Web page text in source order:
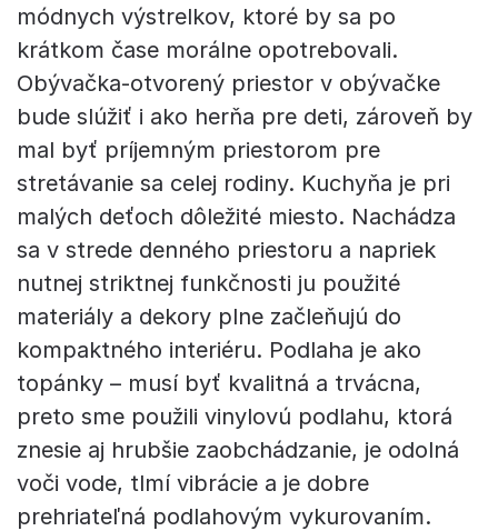
módnych výstrelkov, ktoré by sa po
krátkom čase morálne opotrebovali.
Obývačka-otvorený priestor v obývačke
bude slúžiť i ako herňa pre deti, zároveň by
mal byť príjemným priestorom pre
stretávanie sa celej rodiny. Kuchyňa je pri
malých deťoch dôležité miesto. Nachádza
sa v strede denného priestoru a napriek
nutnej striktnej funkčnosti ju použité
materiály a dekory plne začleňujú do
kompaktného interiéru. Podlaha je ako
topánky – musí byť kvalitná a trvácna,
preto sme použili vinylovú podlahu, ktorá
znesie aj hrubšie zaobchádzanie, je odolná
voči vode, tlmí vibrácie a je dobre
prehriateľná podlahovým vykurovaním.